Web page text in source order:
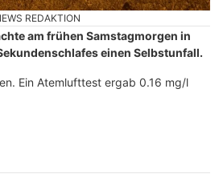
REDAKTION
am frühen Samstagmorgen in
einen Selbstunfall.
Ein Atemlufttest ergab 0.16 mg/l